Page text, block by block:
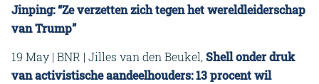
Jinping: “Ze verzetten zich tegen het wereldleiderschap
van Trump”
19 May | BNR | Jilles van den Beukel,Shell onder druk
van activistische aandeelhouders: 13 procent wil